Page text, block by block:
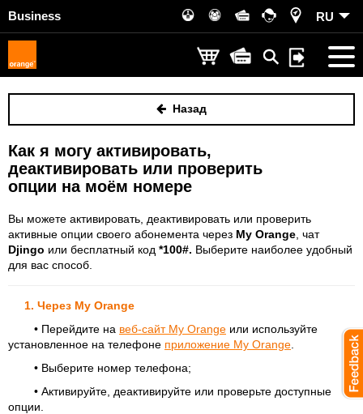
Business RU
Назад
Как я могу активировать,
деактивировать или проверить
опции на моём номере
Вы можете активировать, деактивировать или проверить
активные опции своего абонемента через My Orange , чат
Djingo или бесплатный код *100#. Выберите наиболее удобный
для вас способ.
1. Через My Orange
• Перейдите на веб-сайт My Orange или используйте
установленное на телефоне приложение My Orange
• Выберите номер телефона;
• Активируйте, деактивируйте или проверьте доступные
опции.